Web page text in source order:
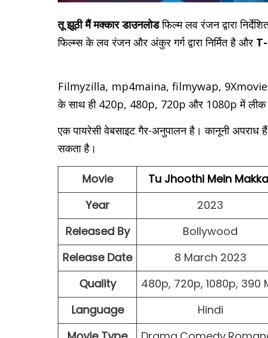
तू झूठी मैं मक्कार डाउनलोडफिल्म लव रंजन द्वारा
फिल्म्स के लव रंजन और अंकुर गर्ग द्वारा निर्मित है और
Filmyzilla, mp4maina, filmywap, 9Xmovie आदि
के साथ ही 420p, 480p, 720p और 1080p में लीक
एक पायरेसी वेबसाइट गैर-अनुपालन है। कानूनी अपराध
सकता है।
Movie
Tu Jhoothi Mein
Year
2023
Released By
Bollywood
Release Date
8 March 2023
Quality
480p, 720p, 1080p, 390
Language
Hindi